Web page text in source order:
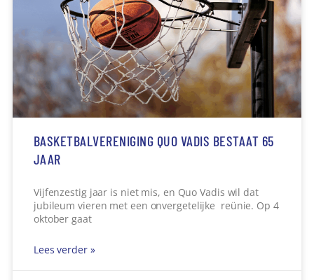
BASKETBALVERENIGING QUO VADIS BESTAAT 65
JAAR
Vijfenzestig jaar is niet mis, en Quo Vadis wil dat
jubileum vieren met een onvergetelijke reünie. Op 4
oktober gaat
Lees verder »